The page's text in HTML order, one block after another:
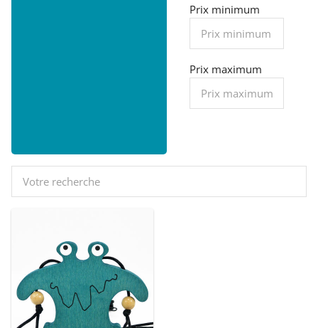
> Pic vert
> Jeu
d'équilibre
Jouets rigolos
> Yoyos
Prix minimum
Prix maximum